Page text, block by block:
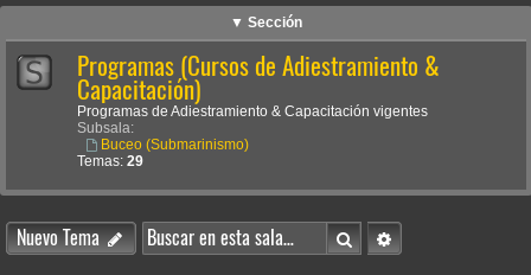
a
r
▼ Sección
Programas (Cursos de Adiestramiento &
Capacitación)
Programas de Adiestramiento & Capacitación vigentes
Subsala:
Buceo (Submarinismo)
Temas: 29
Nuevo Tema BuscarBúsqueda avanzada